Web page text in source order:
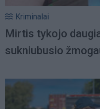
Kriminalai
Mirtis tykojo
sukniubusio